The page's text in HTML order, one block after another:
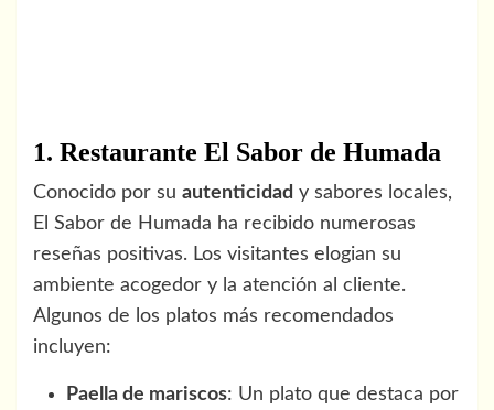
1. Restaurante El Sabor de Humada
Conocido por su autenticidad y sabores locales,
El Sabor de Humada ha recibido numerosas
reseñas positivas. Los visitantes elogian su
ambiente acogedor y la atención al cliente.
Algunos de los platos más recomendados
incluyen:
Paella de mariscos: Un plato que destaca por